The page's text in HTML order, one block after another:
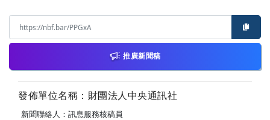
推廣新聞稿
發佈單位名稱：財團法人中央通訊社
新聞聯絡人：訊息服務核稿員